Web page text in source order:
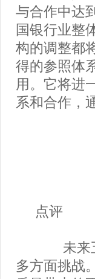
与合作中达
国银行业整
构的调整都
得的参照体
用。它将进
系和合作，
点评
未来五
多方面挑战